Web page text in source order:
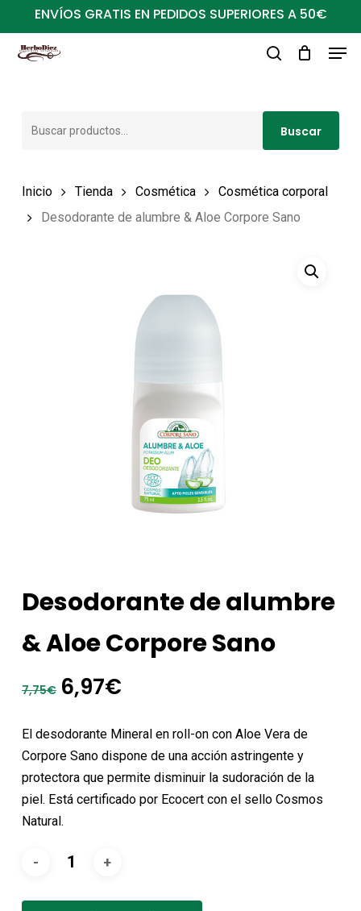
al
contenido
ENVÍOS GRATIS EN PEDIDOS SUPERIORES A 50€
Buscar
Inicio Tienda Cosmética
Cosmética corporal
Desodorante de alumbre & Aloe Corpore Sano
Desodorante de alumbre
& Aloe Corpore Sano
7,75€ El
original
era:
7,75€.
6,97€El
actual
es:
6,97€.
El desodorante Mineral en roll-on con Aloe Vera de
Corpore Sano dispone de una acción astringente y
protectora que permite disminuir la sudoración de la
piel. Está certificado por Ecocert con el sello Cosmos
Natural.
Close